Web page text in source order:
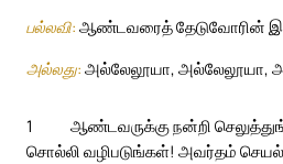
பல்லவி: ஆண்டவரைத் தேடுவோரின்
அல்லது: அல்லேலூயா, அல்லேலூயா,
1
ஆண்டவருக்கு நன்றி
சொல்லி வழிபடுங்கள்! அவர்தம்